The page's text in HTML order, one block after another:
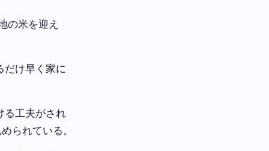
の米を迎え
だけ早く家に
る工夫がされ
られている。